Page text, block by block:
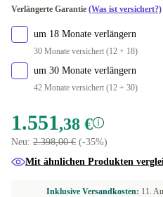
Verlängerte Garantie (Was ist versichert?)
um 18 Monate verlängern
30 Monate versichert (12 + 18)
um 30 Monate verlängern
42 Monate versichert (12 + 30)
1.551,38 €
Neu: 2.398,00 € (-35%)
Mit ähnlichen Produkten
Inklusive Versandkosten: 11.